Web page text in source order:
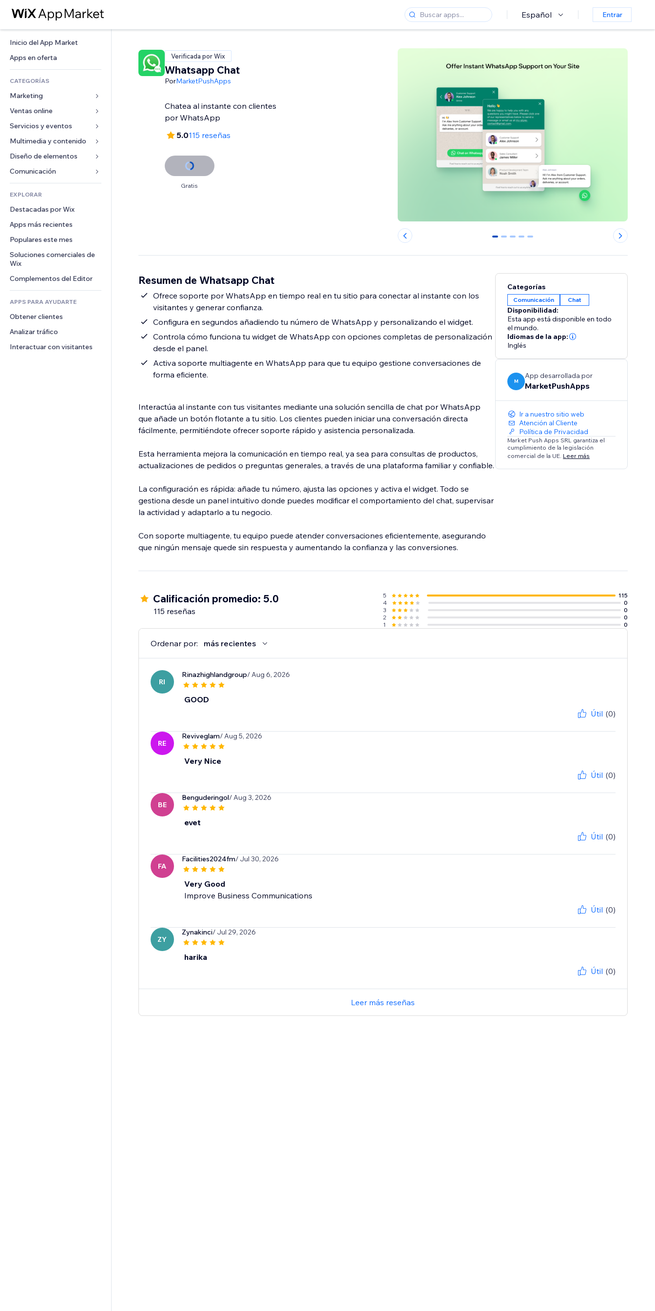
Español Entrar
Inicio del App Market
Apps en oferta
CATEGORÍAS
Marketing
Anuncios
Móvil
Analíticas
Anuncios del sitio
Email
Ventas online
Apps para tiendas
Envíos y entregas
Botones de venta
Contabilidad
Cupones y fidelización
Almacenamiento de mercancía
Crowdfunding
Alimentos y bebidas
Servicios y eventos
Hoteles
Eventos
Restaurantes
Inmobiliarias
Reservas
Multimedia y contenido
Galerías
Música
Pódcast
Fotografía
Video
PDF
Compartir archivos
Noticias
Servicios de contenido
Efectos de texto
Diseño de elementos
Mapas y navegación
Privacidad y seguridad
Reloj
Plantillas para páginas
Efectos de imágenes
Botones y menús
Banners e insignias
Calculadoras
Buscar
Formularios
Encuestas
Chat
Comentarios
Teléfono
Comunidad
Reseñas y testimonios
EXPLORAR
Destacadas por Wix
Apps más recientes
Populares este mes
Soluciones comerciales de
Wix
Complementos del Editor
APPS PARA AYUDARTE
Obtener clientes
Analizar tráfico
Interactuar con visitantes
Verificada por Wix
Whatsapp Chat
PorMarketPushApps
Chatea al instante con clientes
por WhatsApp
5.0115 reseñas
Gratis
0 1 2 3 4
Resumen de Whatsapp Chat
Ofrece soporte por WhatsApp en tiempo real en tu sitio para conectar al instante con los
visitantes y generar confianza.
Configura en segundos añadiendo tu número de WhatsApp y personalizando el widget.
Controla cómo funciona tu widget de WhatsApp con opciones completas de personalización
desde el panel.
Activa soporte multiagente en WhatsApp para que tu equipo gestione conversaciones de
forma eficiente.
Interactúa al instante con tus visitantes mediante una solución sencilla de chat por WhatsApp
que añade un botón flotante a tu sitio. Los clientes pueden iniciar una conversación directa
fácilmente, permitiéndote ofrecer soporte rápido y asistencia personalizada.
Esta herramienta mejora la comunicación en tiempo real, ya sea para consultas de productos,
actualizaciones de pedidos o preguntas generales, a través de una plataforma familiar y confiable.
La configuración es rápida: añade tu número, ajusta las opciones y activa el widget. Todo se
gestiona desde un panel intuitivo donde puedes modificar el comportamiento del chat, supervisar
la actividad y adaptarlo a tu negocio.
Con soporte multiagente, tu equipo puede atender conversaciones eficientemente, asegurando
que ningún mensaje quede sin respuesta y aumentando la confianza y las conversiones.
Categorías
Comunicación Chat
Disponibilidad:
Esta app está disponible en todo
el mundo.
Idiomas de la app:
Inglés
M
App desarrollada por
MarketPushApps
Ir a nuestro sitio web
Atención al Cliente
Política de Privacidad
Market Push Apps SRL garantiza el
cumplimiento de la legislación
comercial de la UE. Leer más
Calificación promedio: 5.0
115 reseñas
5
115
4
0
3
0
2
0
1
0
Ordenar por: más recientes
RI
Rinazhighlandgroup/ Aug 6, 2026
GOOD
Útil (0)
RE
Reviveglam/ Aug 5, 2026
Very Nice
Útil (0)
BE
Benguderingol/ Aug 3, 2026
evet
Útil (0)
FA
Facilities2024fm/ Jul 30, 2026
Very Good
Improve Business Communications
Útil (0)
ZY
Zynakinci/ Jul 29, 2026
harika
Útil (0)
Leer más reseñas